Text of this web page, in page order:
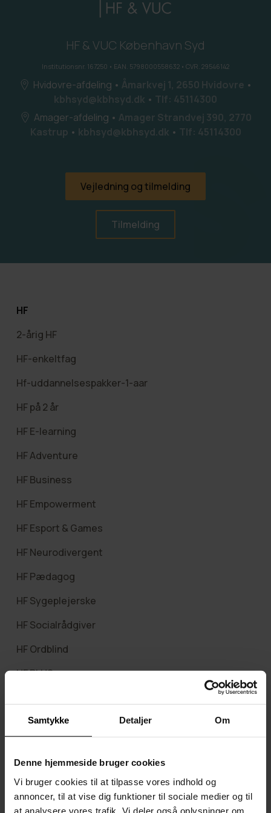
Samtykke Detaljer Om
Denne hjemmeside bruger cookies
Vi bruger cookies til at tilpasse vores indhold og
annoncer, til at vise dig funktioner til sociale medier og til
at analysere vores trafik. Vi deler også oplysninger om
HF & VUC København Syd
Institutionsnr. 167250 • EAN. 5798000558632 • CVR. 29546142
Hvidovre-afdeling • Åmarkvej 1, 2650 Hvidovre •
kbhsyd@kbhsyd.dk • Tlf: 45114300
Amager-afdeling • Amager Strandvej 390, 2770
Kastrup • kbhsyd@kbhsyd.dk • Tlf: 45114300
Vejledning og tilmelding
Tilmelding
HF
2-årig HF
HF-enkeltfag
Hf-uddannelsespakker-1-aar
HF på 2 år
HF E-learning
HF Adventure
HF Business
HF Empowerment
HF Esport & Games
HF Neurodivergent
HF Pædagog
HF Sygeplejerske
HF Socialrådgiver
HF Ordblind
HF PLUS
AVU / FVU
AVU / 9.-10. klasse for voksne
Dansk som andetsprog AVU
Afgangseksamen på AVU